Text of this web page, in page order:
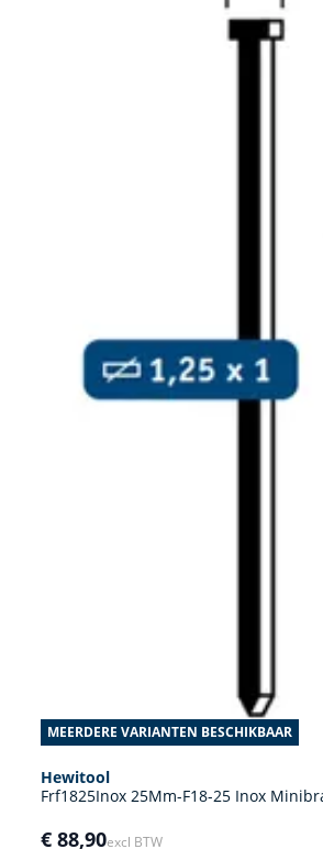
MEERDERE VARIANTEN BESCHIKBAAR
Hewitool
Frf1825Inox 25Mm-F18-25 Inox
€ 88,90excl BTW